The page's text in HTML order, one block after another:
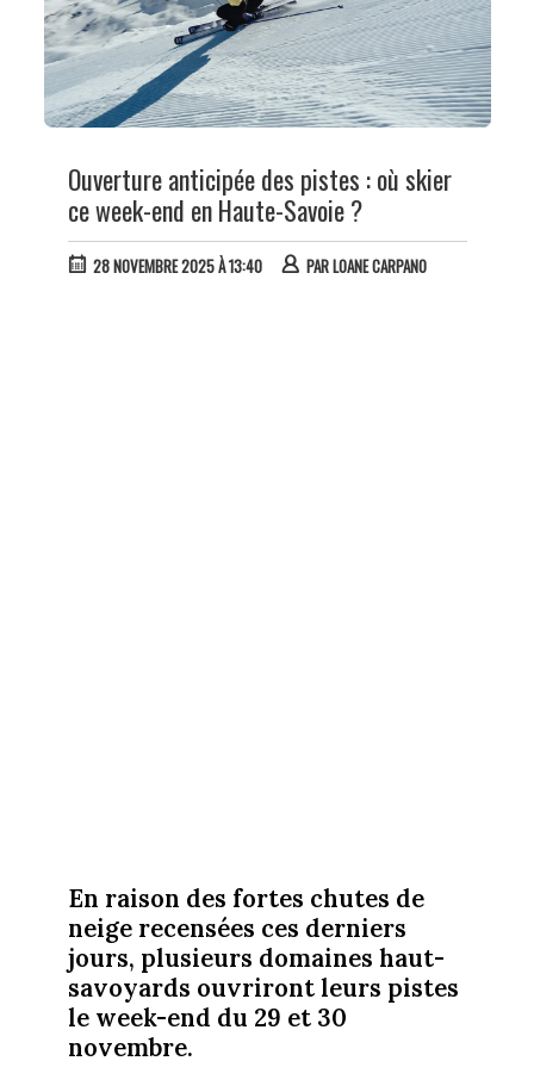
Ouverture anticipée des pistes : où skier
ce week-end en Haute-Savoie ?
28 NOVEMBRE 2025 À 13:40 PARLOANE CARPANO
En raison des fortes chutes de
neige recensées ces derniers
jours, plusieurs domaines haut-
savoyards ouvriront leurs pistes
le week-end du 29 et 30
novembre.